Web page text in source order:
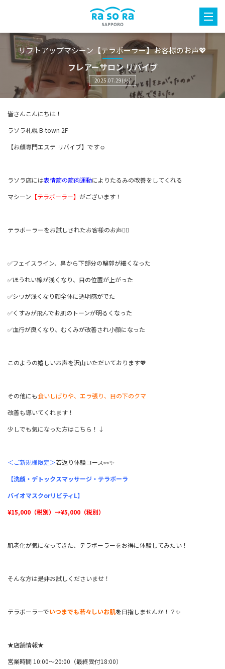
リフトアップマシーン【テラボーラー】お客様のお声💖
フレアーサロン リバイブ
2025.07.29(火)
皆さんこんにちは！
ラソラ札幌 B-town 2F
【お顔専門エステ リバイブ】です☺️
ラソラ店には表情筋の筋肉運動によりたるみの改善をしてくれる
マシーン 【テラボーラー】 がございます！
テラボーラーをお試しされたお客様のお声👇🏻
✅フェイスライン、鼻から下部分の輪郭が細くなった
✅ほうれい線が浅くなり、目の位置が上がった
✅シワが浅くなり顔全体に透明感がでた
✅くすみが飛んでお肌のトーンが明るくなった
✅血行が良くなり、むくみが改善され小顔になった
このようの嬉しいお声を沢山いただいております💖
その他にも食いしばりや、エラ張り、目の下のクマ
改善も導いてくれます！
少しでも気になった方はこちら！↓
＜ご新規様限定＞若返り体験コース👀✨️
【洗顔・デトックスマッサージ・テラボーラ
バイオマスクorリビティL】
¥15,000（税別）→¥5,000（税別）
肌老化が気になってきた、テラボーラーをお得に体験してみたい！
そんな方は是非お試しくださいませ！
テラボーラーでいつまでも若々しいお肌を日指しませんか！？✨
★店舗情報★
営業時間 10:00～20:00（最終受付18:00）